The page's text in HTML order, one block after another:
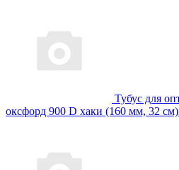
Тубус для
оксфорд 900 D хаки (160 мм, 32